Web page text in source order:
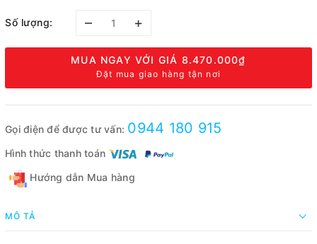
Số lượng: – +
MUA NGAY VỚI GIÁ 8.470.000₫
Đặt mua giao hàng tận nơi
Gọi điện để được tư vấn: 0944 180 915
Hình thức thanh toán
Hướng dẫn Mua hàng
MÔ TẢ